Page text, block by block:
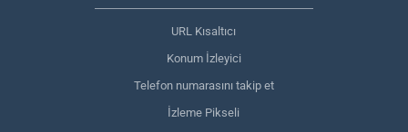
URL Kısaltıcı
Konum İzleyici
Telefon numarasını takip et
İzleme Pikseli